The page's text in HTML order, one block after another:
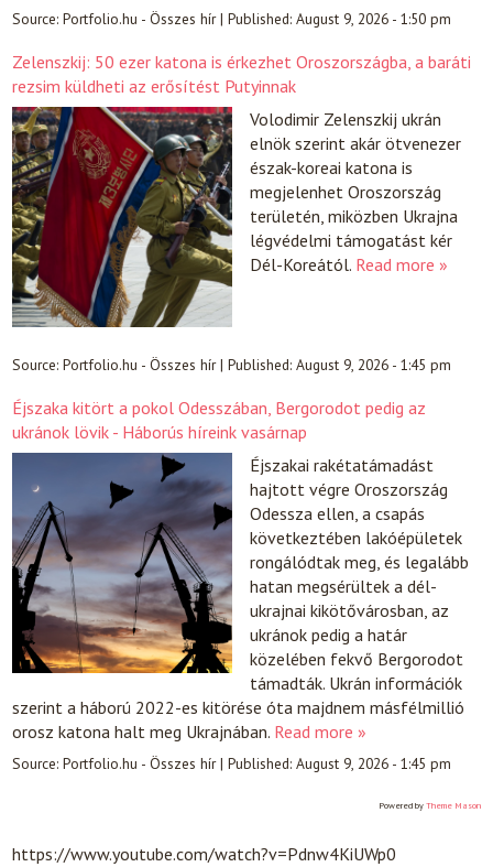
Source:Portfolio.hu - Összes hír|Published:August 9, 2026 - 1:50 pm
Zelenszkij: 50 ezer katona is érkezhet Oroszországba, a baráti
rezsim küldheti az erősítést Putyinnak
Volodimir Zelenszkij ukrán
elnök szerint akár ötvenezer
észak-koreai katona is
megjelenhet Oroszország
területén, miközben Ukrajna
légvédelmi támogatást kér
Dél-Koreától. Read more »
Source:Portfolio.hu - Összes hír|Published:August 9, 2026 - 1:45 pm
Éjszaka kitört a pokol Odesszában, Bergorodot pedig az
ukránok lövik - Háborús híreink vasárnap
Éjszakai rakétatámadást
hajtott végre Oroszország
Odessza ellen, a csapás
következtében lakóépületek
rongálódtak meg, és legalább
hatan megsérültek a dél-
ukrajnai kikötővárosban, az
ukránok pedig a határ
közelében fekvő Bergorodot
támadták. Ukrán információk
szerint a háború 2022-es kitörése óta majdnem másfélmillió
orosz katona halt meg Ukrajnában. Read more »
Source:Portfolio.hu - Összes hír|Published:August 9, 2026 - 1:45 pm
Powered by Theme Mason
https://www.youtube.com/watch?v=Pdnw4KiUWp0